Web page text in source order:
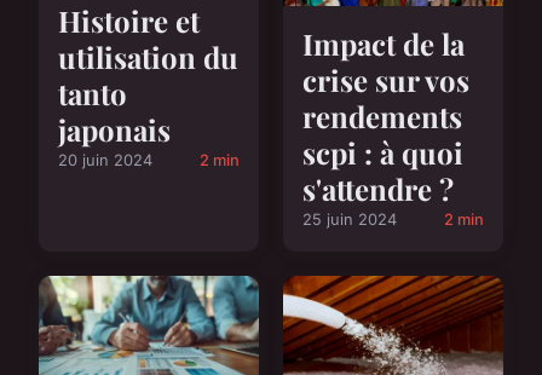
Histoire et
utilisation du
tanto
japonais
20 juin 2024 2 min
Impact de la
crise sur vos
rendements
scpi : à quoi
s'attendre ?
25 juin 2024 2 min